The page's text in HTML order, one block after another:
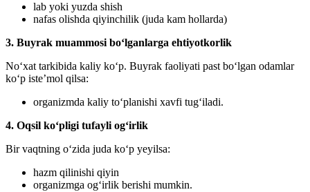
lab yoki yuzda shish
nafas olishda qiyinchilik (juda kam hollarda)
3. Buyrak muammosi bo‘lganlarga ehtiyotkorlik
No‘xat tarkibida kaliy ko‘p. Buyrak faoliyati past bo‘lgan odamlar
ko‘p iste’mol qilsa:
organizmda kaliy to‘planishi xavfi tug‘iladi.
4. Oqsil ko‘pligi tufayli og‘irlik
Bir vaqtning o‘zida juda ko‘p yeyilsa:
hazm qilinishi qiyin
organizmga og‘irlik berishi mumkin.